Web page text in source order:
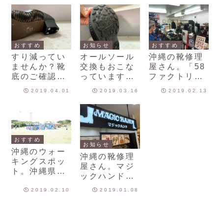
した。
おすすめ
すり減ってい
ませんか？靴
底のご確認
2019.04.01
お知らせ
オールソール
交換もおこな
っています。
うになりま
す。
2019.03.16
おすすめ
沖縄の靴修理
屋さん。「58
ファクトリ
2019.02.13
おすすめ
沖縄のウォー
キングスポッ
ト。沖縄県平
大型遊具など
2019.02.10
お知らせ
沖縄の靴修理
屋さん。マジ
ックハンドさ
2019.01.08